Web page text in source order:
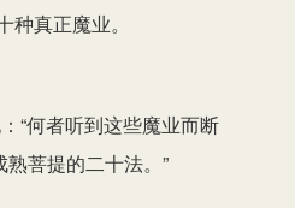
真正魔业。
“何者听到这些魔业而断
菩提的二十法。”